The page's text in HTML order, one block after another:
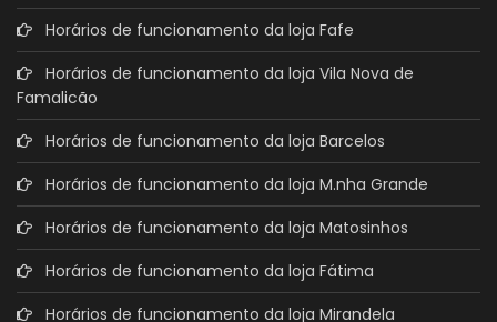
Horários de funcionamento da loja Fafe
Horários de funcionamento da loja Vila Nova de
Famalicão
Horários de funcionamento da loja Barcelos
Horários de funcionamento da loja M.nha Grande
Horários de funcionamento da loja Matosinhos
Horários de funcionamento da loja Fátima
Horários de funcionamento da loja Mirandela